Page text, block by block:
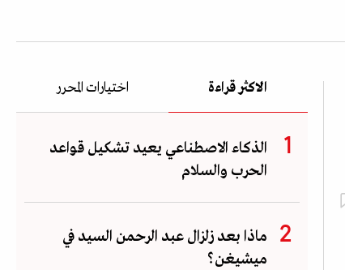
الاكثر قراءة اختيارات المحرر
الذكاء الاصطناعي يعيد تشكيل قواعد
الحرب والسلام
ماذا بعد زلزال عبد الرحمن السيد في
ميشيغن؟